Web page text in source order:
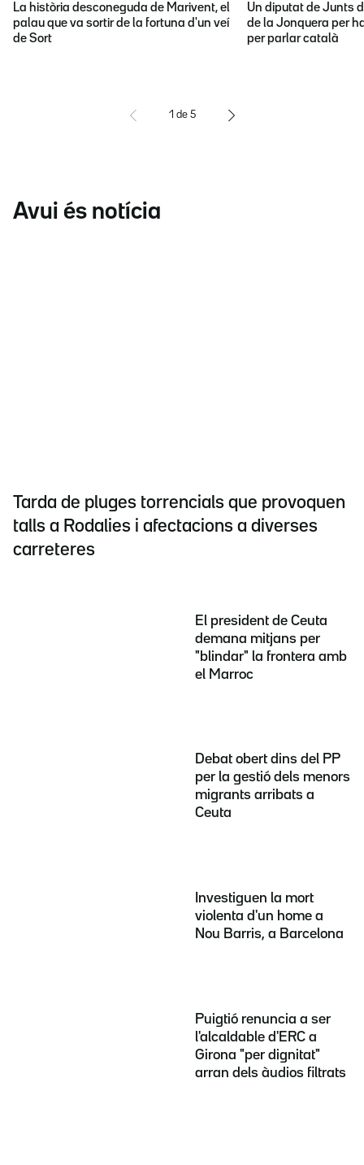
La història desconeguda de Marivent, el
palau que va sortir de la fortuna d'un veí
de Sort
Un diputat de Junts
de la Jonquera per
per parlar català
1 de 5
Avui és notícia
Tarda de pluges torrencials que provoquen
talls a Rodalies i afectacions a diverses
carreteres
El president de Ceuta
demana mitjans per
"blindar" la frontera amb
el Marroc
Debat obert dins del PP
per la gestió dels menors
migrants arribats a
Ceuta
Investiguen la mort
violenta d'un home a
Nou Barris, a Barcelona
Puigtió renuncia a ser
l'alcaldable d'ERC a
Girona "per dignitat"
arran dels àudios filtrats